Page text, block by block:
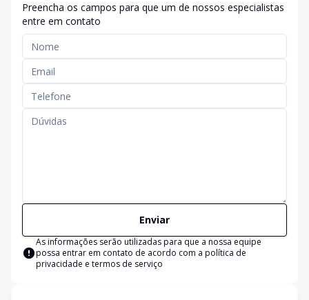
Preencha os campos para que um de nossos especialistas
entre em contato
Enviar
As informações serão utilizadas para que a nossa equipe
possa entrar em contato de acordo com a política de
privacidade e termos de serviço